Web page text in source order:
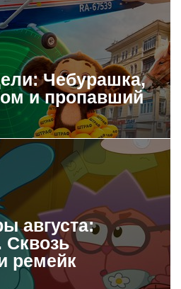
Чебурашка,
и пропавший
августа:
ремейк